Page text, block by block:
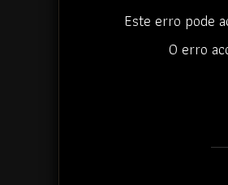
Este erro pode
O erro